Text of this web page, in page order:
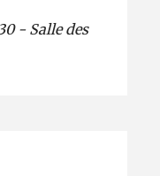
- Salle des